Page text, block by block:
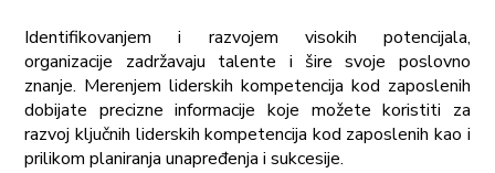
Identifikovanjem i razvojem visokih potencijala,
organizacije zadržavaju talente i šire svoje poslovno
znanje. Merenjem liderskih kompetencija kod zaposlenih
dobijate precizne informacije koje možete koristiti za
razvoj ključnih liderskih kompetencija kod zaposlenih kao i
prilikom planiranja unapređenja i sukcesije.